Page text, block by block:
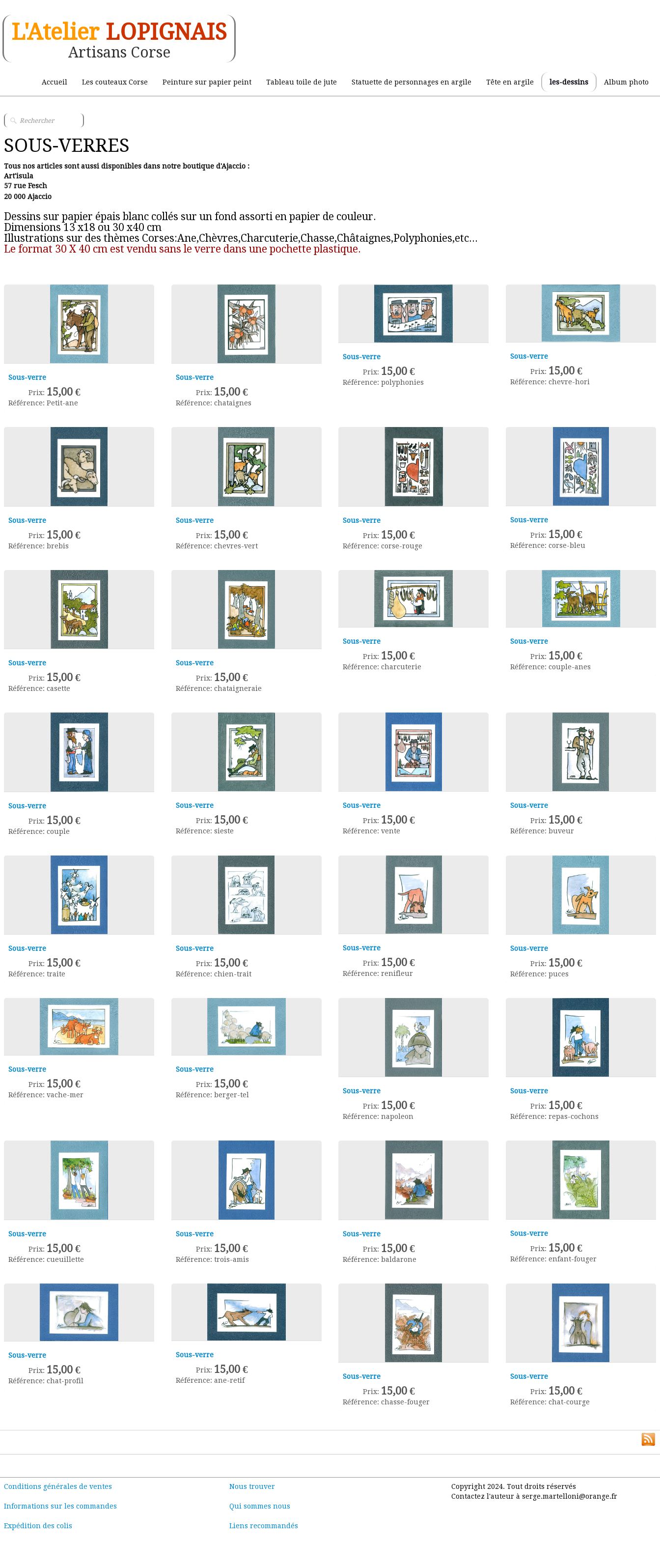
L'Atelier LOPIGNAIS
Artisans Corse
Accueil Les couteaux Corse Peinture sur papier peint Tableau toile de jute Statuette de personnages en argile Tête en argile les-dessins Album photo
SOUS-VERRES
Tous nos articles sont aussi disponibles dans notre boutique d'Ajaccio :
Art'isula
57 rue Fesch
20 000 Ajaccio
Dessins sur papier épais blanc collés sur un fond assorti en papier de couleur.
Dimensions 13 x18 ou 30 x40 cm
Illustrations sur des thèmes Corses:Ane,Chèvres,Charcuterie,Chasse,Châtaignes,Polyphonies,etc...
Le format 30 X 40 cm est vendu sans le verre dans une pochette plastique.
Sous-verre
Prix: 15,00 €
Référence: Petit-ane
Sous-verre
Prix: 15,00 €
Référence: chataignes
Sous-verre
Prix: 15,00 €
Référence: polyphonies
Sous-verre
Prix: 15,00 €
Référence: chevre-hori
Sous-verre
Prix: 15,00 €
Référence: brebis
Sous-verre
Prix: 15,00 €
Référence: chevres-vert
Sous-verre
Prix: 15,00 €
Référence: corse-rouge
Sous-verre
Prix: 15,00 €
Référence: corse-bleu
Sous-verre
Prix: 15,00 €
Référence: casette
Sous-verre
Prix: 15,00 €
Référence: chataigneraie
Sous-verre
Prix: 15,00 €
Référence: charcuterie
Sous-verre
Prix: 15,00 €
Référence: couple-anes
Sous-verre
Prix: 15,00 €
Référence: couple
Sous-verre
Prix: 15,00 €
Référence: sieste
Sous-verre
Prix: 15,00 €
Référence: vente
Sous-verre
Prix: 15,00 €
Référence: buveur
Sous-verre
Prix: 15,00 €
Référence: traite
Sous-verre
Prix: 15,00 €
Référence: chien-trait
Sous-verre
Prix: 15,00 €
Référence: renifleur
Sous-verre
Prix: 15,00 €
Référence: puces
Sous-verre
Prix: 15,00 €
Référence: vache-mer
Sous-verre
Prix: 15,00 €
Référence: berger-tel
Sous-verre
Prix: 15,00 €
Référence: napoleon
Sous-verre
Prix: 15,00 €
Référence: repas-cochons
Sous-verre
Prix: 15,00 €
Référence: cueuillette
Sous-verre
Prix: 15,00 €
Référence: trois-amis
Sous-verre
Prix: 15,00 €
Référence: baldarone
Sous-verre
Prix: 15,00 €
Référence: enfant-fouger
Sous-verre
Prix: 15,00 €
Référence: chat-profil
Sous-verre
Prix: 15,00 €
Référence: ane-retif
Sous-verre
Prix: 15,00 €
Référence: chasse-fouger
Sous-verre
Prix: 15,00 €
Référence: chat-courge
Conditions générales de ventes
Informations sur les commandes
Expédition des colis
Nous trouver
Qui sommes nous
Liens recommandés
Copyright 2024. Tout droits réservés
Contactez l'auteur à serge.martelloni@orange.fr